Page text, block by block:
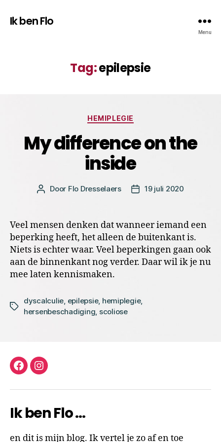
Ik ben Flo
Menu
Tag:epilepsie
Categorieën
HEMIPLEGIE
My difference on the
inside
Bericht
Door Flo Dresselaers Berichtdatum
19 juli 2020
Veel mensen denken dat wanneer iemand een
beperking heeft, het alleen de buitenkant is.
Niets is echter waar. Veel beperkingen gaan ook
aan de binnenkant nog verder. Daar wil ik je nu
mee laten kennismaken.
Tags
dyscalculie epilepsie, hemiplegie,
hersenbeschadiging scoliose
facebookinstagram
Ik ben Flo …
en dit is mijn blog. Ik vertel je zo af en toe